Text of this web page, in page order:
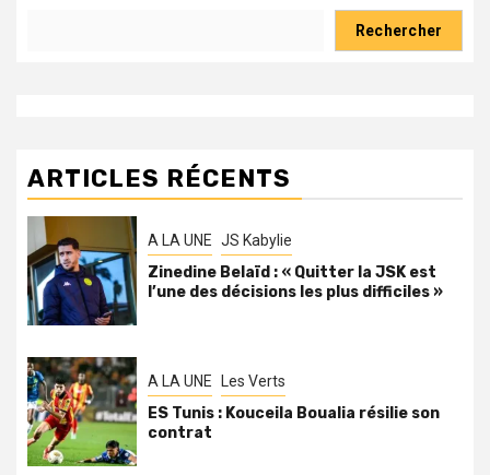
Rechercher
ARTICLES RÉCENTS
A LA UNE JS Kabylie
Zinedine Belaïd : « Quitter la JSK est
l’une des décisions les plus difficiles »
A LA UNE Les Verts
ES Tunis : Kouceila Boualia résilie son
contrat